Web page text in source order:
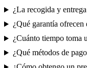
¿La recogida y
¿Qué garantía ofrecen
¿Cuánto tiempo toma
¿Qué métodos de